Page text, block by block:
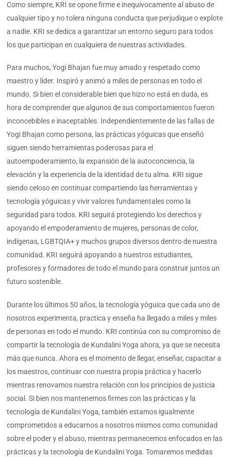
Como siempre, KRI se opone firme e inequívocamente al abuso de
cualquier tipo y no tolera ninguna conducta que perjudique o explote
a nadie. KRI se dedica a garantizar un entorno seguro para todos
los que participan en cualquiera de nuestras actividades.
Para muchos, Yogi Bhajan fue muy amado y respetado como
maestro y líder. Inspiró y animó a miles de personas en todo el
mundo. Si bien el considerable bien que hizo no está en duda, es
hora de comprender que algunos de sus comportamientos fueron
inconcebibles e inaceptables. Independientemente de las fallas de
Yogi Bhajan como persona, las prácticas yóguicas que enseñó
siguen siendo herramientas poderosas para el
autoempoderamiento, la expansión de la autoconciencia, la
elevación y la experiencia de la identidad de tu alma. KRI sigue
siendo celoso en continuar compartiendo las herramientas y
tecnología yóguicas y vivir valores fundamentales como la
seguridad para todos. KRI seguirá protegiendo los derechos y
apoyando el empoderamiento de mujeres, personas de color,
indígenas, LGBTQIA+ y muchos grupos diversos dentro de nuestra
comunidad. KRI seguirá apoyando a nuestros estudiantes,
profesores y formadores de todo el mundo para construir juntos un
futuro sostenible.
Durante los últimos 50 años, la tecnología yóguica que cada uno de
nosotros experimenta, practica y enseña ha llegado a miles y miles
de personas en todo el mundo. KRI continúa con su compromiso de
compartir la tecnología de Kundalini Yoga ahora, ya que se necesita
más que nunca. Ahora es el momento de llegar, enseñar, capacitar a
los maestros, continuar con nuestra propia práctica y hacerlo
mientras renovamos nuestra relación con los principios de justicia
social. Si bien nos mantenemos firmes con las prácticas y la
tecnología de Kundalini Yoga, también estamos igualmente
comprometidos a educarnos a nosotros mismos como comunidad
sobre el poder y el abuso, mientras permanecemos enfocados en las
prácticas y la tecnología de Kundalini Yoga. Tomaremos medidas